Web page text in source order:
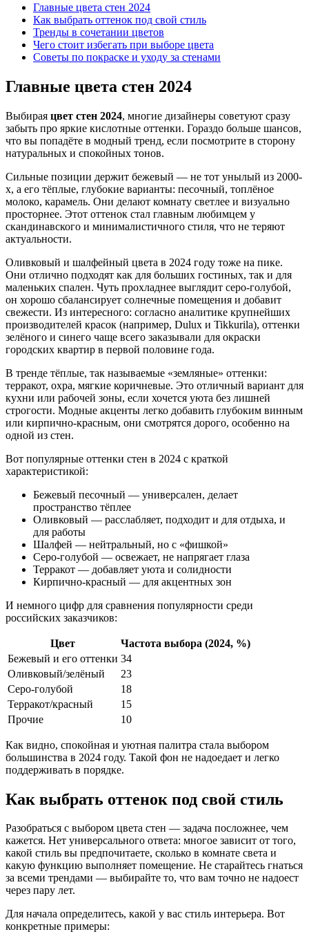
Главные цвета стен 2024
Как выбрать оттенок под свой стиль
Тренды в сочетании цветов
Чего стоит избегать при выборе цвета
Советы по покраске и уходу за стенами
Главные цвета стен 2024
Выбирая цвет стен 2024, многие дизайнеры советуют сразу
забыть про яркие кислотные оттенки. Гораздо больше шансов,
что вы попадёте в модный тренд, если посмотрите в сторону
натуральных и спокойных тонов.
Сильные позиции держит бежевый — не тот унылый из 2000-
х, а его тёплые, глубокие варианты: песочный, топлёное
молоко, карамель. Они делают комнату светлее и визуально
просторнее. Этот оттенок стал главным любимцем у
скандинавского и минималистичного стиля, что не теряют
актуальности.
Оливковый и шалфейный цвета в 2024 году тоже на пике.
Они отлично подходят как для больших гостиных, так и для
маленьких спален. Чуть прохладнее выглядит серо-голубой,
он хорошо сбалансирует солнечные помещения и добавит
свежести. Из интересного: согласно аналитике крупнейших
производителей красок (например, Dulux и Tikkurila), оттенки
зелёного и синего чаще всего заказывали для окраски
городских квартир в первой половине года.
В тренде тёплые, так называемые «земляные» оттенки:
терракот, охра, мягкие коричневые. Это отличный вариант для
кухни или рабочей зоны, если хочется уюта без лишней
строгости. Модные акценты легко добавить глубоким винным
или кирпично-красным, они смотрятся дорого, особенно на
одной из стен.
Вот популярные оттенки стен в 2024 с краткой
характеристикой:
Бежевый песочный — универсален, делает
пространство тёплее
Оливковый — расслабляет, подходит и для отдыха, и
для работы
Шалфей — нейтральный, но с «фишкой»
Серо-голубой — освежает, не напрягает глаза
Терракот — добавляет уюта и солидности
Кирпично-красный — для акцентных зон
И немного цифр для сравнения популярности среди
российских заказчиков:
Цвет
Частота выбора (2024, %)
Бежевый и его оттенки 34
Оливковый/зелёный
23
Серо-голубой
18
Терракот/красный
15
Прочие
10
Как видно, спокойная и уютная палитра стала выбором
большинства в 2024 году. Такой фон не надоедает и легко
поддерживать в порядке.
Как выбрать оттенок под свой стиль
Разобраться с выбором цвета стен — задача посложнее, чем
кажется. Нет универсального ответа: многое зависит от того,
какой стиль вы предпочитаете, сколько в комнате света и
какую функцию выполняет помещение. Не старайтесь гнаться
за всеми трендами — выбирайте то, что вам точно не надоест
через пару лет.
Для начала определитесь, какой у вас стиль интерьера. Вот
конкретные примеры: